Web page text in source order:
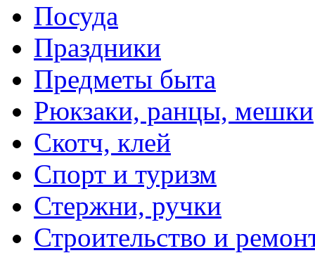
Посуда
Праздники
Предметы быта
Рюкзаки, ранцы, мешки
Скотч, клей
Спорт и туризм
Стержни, ручки
Строительство и